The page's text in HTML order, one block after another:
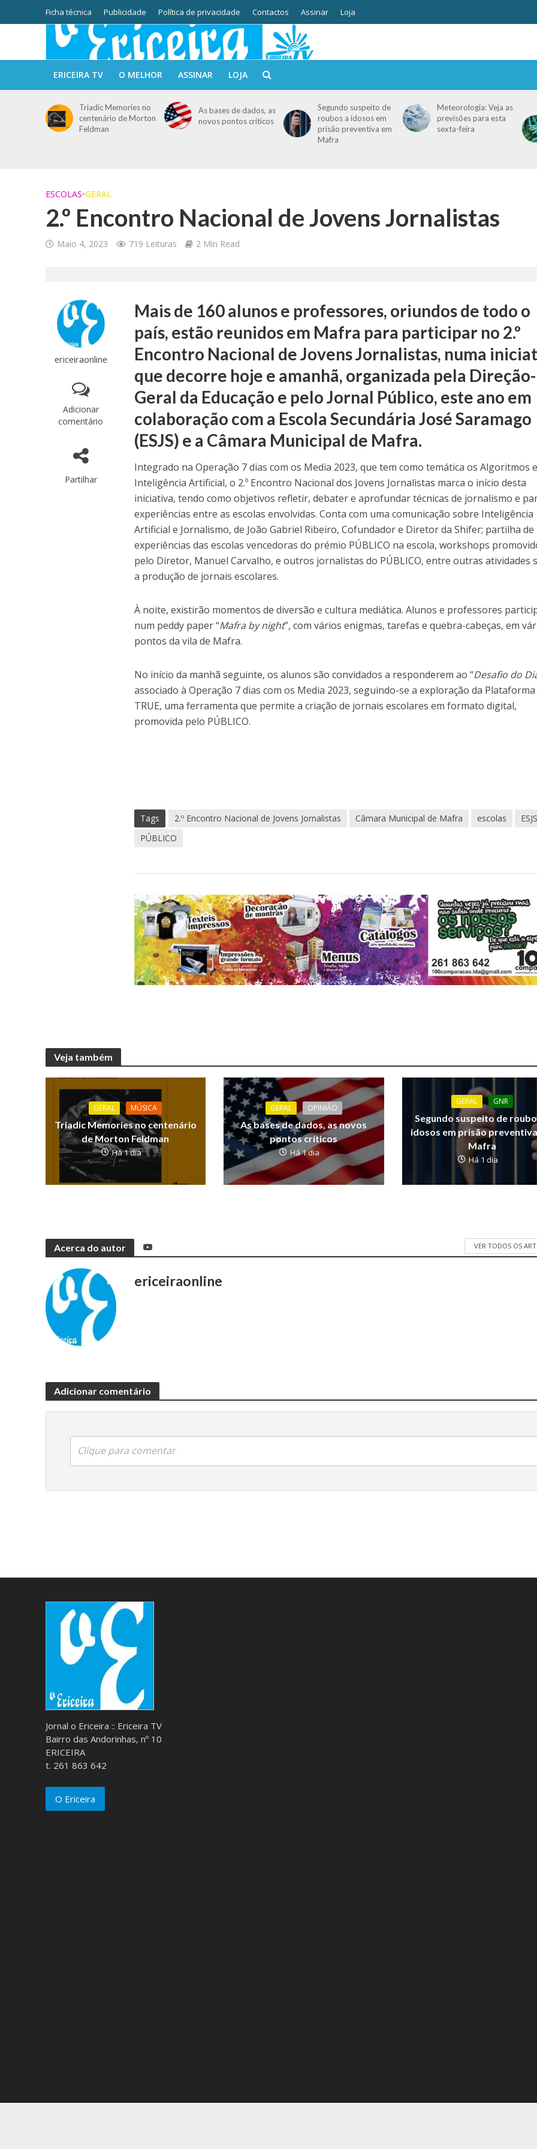
Ficha técnica Publicidade Política de privacidade Contactos Assinar Loja
ERICEIRA TV O MELHOR ASSINAR LOJA
Triadic Memories no
centenário de Morton
Feldman
As bases de dados, as
novos pontos críticos
Segundo suspeito de
roubos a idosos em
prisão preventiva em
Mafra
Meteorologia: Veja as
previsões para esta
sexta-feira
ESCOLAS•GERAL
2.º Encontro Nacional de Jovens Jornalistas
Maio 4, 2023 719 Leituras 2 Min Read
ericeiraonline
Adicionar
comentário
Partilhar
Mais de 160 alunos e professores, oriundos de todo o
país, estão reunidos em Mafra para participar no 2.º
Encontro Nacional de Jovens Jornalistas, numa
que decorre hoje e amanhã, organizada pela Direção-
Geral da Educação e pelo Jornal Público, este ano em
colaboração com a Escola Secundária José Saramago
(ESJS) e a Câmara Municipal de Mafra.
Integrado na Operação 7 dias com os Media 2023, que tem como temática os Algoritmos
Inteligência Artificial, o 2.º Encontro Nacional dos Jovens Jornalistas marca o início desta
iniciativa, tendo como objetivos refletir, debater e aprofundar técnicas de jornalismo e
experiências entre as escolas envolvidas. Conta com uma comunicação sobre Inteligência
Artificial e Jornalismo, de João Gabriel Ribeiro, Cofundador e Diretor da Shifer; partilha de
experiências das escolas vencedoras do prémio PÚBLICO na escola, workshops
pelo Diretor, Manuel Carvalho, e outros jornalistas do PÚBLICO, entre outras atividades
a produção de jornais escolares.
À noite, existirão momentos de diversão e cultura mediática. Alunos e professores
num peddy paper “Mafra by night”, com vários enigmas, tarefas e quebra-cabeças, em
pontos da vila de Mafra.
No início da manhã seguinte, os alunos são convidados a responderem ao “Desafio do
associado à Operação 7 dias com os Media 2023, seguindo-se a exploração da Plataforma
TRUE, uma ferramenta que permite a criação de jornais escolares em formato digital,
promovida pelo PÚBLICO.
Tags 2.º Encontro Nacional de Jovens Jornalistas Câmara Municipal de Mafra escolas
PÚBLICO
Veja também
GERAL MÚSICA
Triadic Memories no centenário
de Morton Feldman
Há 1 dia
GERAL OPINIÃO
As bases de dados, as novos
pontos críticos
Há 1 dia
GERAL GNR
Segundo suspeito de
idosos em prisão
Mafra
Há 1 dia
Acerca do autor VER TODOS OS
ericeiraonline
Adicionar comentário
Clique para comentar
Jornal o Ericeira :: Ericeira TV
Bairro das Andorinhas, nº 10
ERICEIRA
t. 261 863 642
O Ericeira